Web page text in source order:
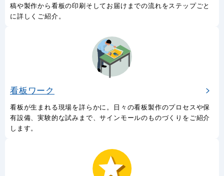
稿や製作から看板の印刷そしてお届けまでの流れをステップごと
に詳しくご紹介。
看板ワーク
看板が生まれる現場を詳らかに。日々の看板製作のプロセスや保
有設備、実験的な試みまで、サインモールのものづくりをご紹介
します。